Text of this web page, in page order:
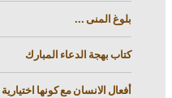
بلوغ المنى ...
كتاب بهجة الدعاء المبارك
أفعال الانسان مع كونها